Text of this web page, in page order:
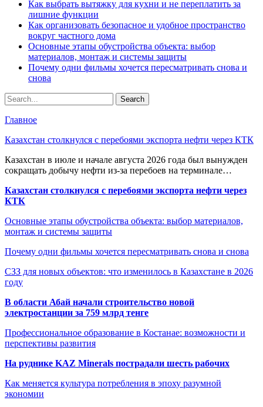
Как выбрать вытяжку для кухни и не переплатить за
лишние функции
Как организовать безопасное и удобное пространство
вокруг частного дома
Основные этапы обустройства объекта: выбор
материалов, монтаж и системы защиты
Почему одни фильмы хочется пересматривать снова и
снова
Главное
Казахстан столкнулся с перебоями экспорта нефти через КТК
Казахстан в июле и начале августа 2026 года был вынужден
сокращать добычу нефти из-за перебоев на терминале…
Казахстан столкнулся с перебоями экспорта нефти через
КТК
Основные этапы обустройства объекта: выбор материалов,
монтаж и системы защиты
Почему одни фильмы хочется пересматривать снова и снова
СЗЗ для новых объектов: что изменилось в Казахстане в 2026
году
В области Абай начали строительство новой
электростанции за 759 млрд тенге
Профессиональное образование в Костанае: возможности и
перспективы развития
На руднике KAZ Minerals пострадали шесть рабочих
Как меняется культура потребления в эпоху разумной
экономии